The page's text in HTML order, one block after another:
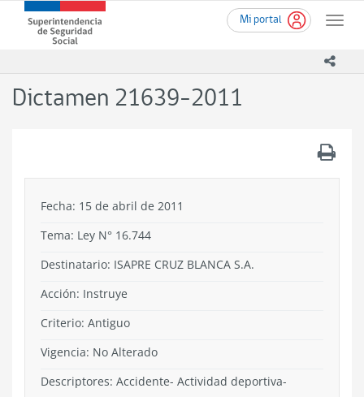
contenido
Mi portal
Toggle
Superintendencia
de
-
Dictamen 21639-2011
Fecha: 15 de abril de 2011
Tema: Ley N° 16.744
Destinatario: ISAPRE CRUZ BLANCA S.A.
Acción: Instruye
Criterio: Antiguo
Vigencia: No Alterado
Descriptores: Accidente- Actividad deportiva-